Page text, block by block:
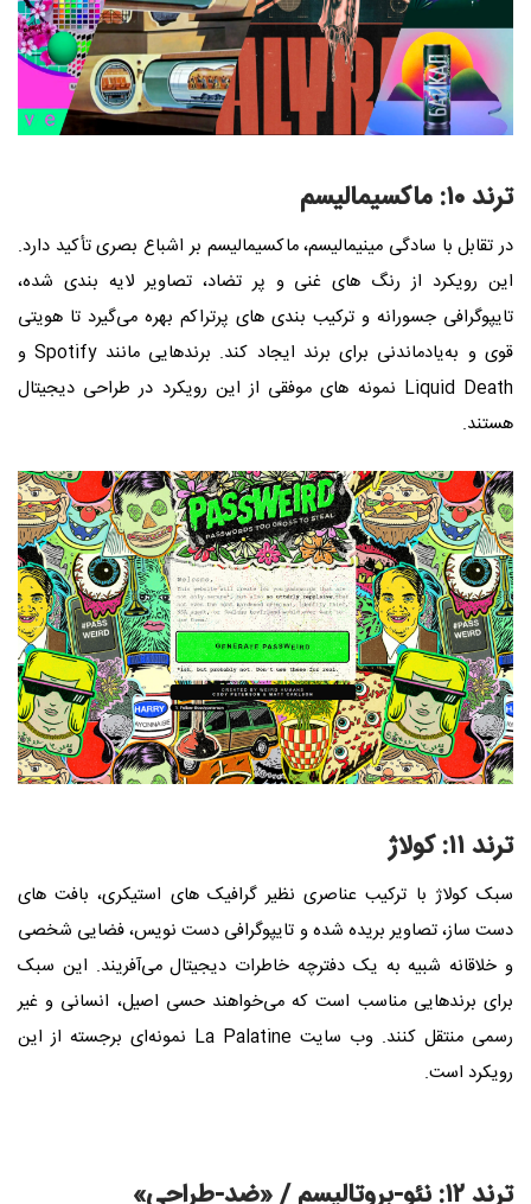
ترند ۱۰: ماکسیمالیسم
در تقابل با سادگی مینیمالیسم، ماکسیمالیسم بر اشباع بصری تأکید دارد.
این رویکرد از رنگ‌ های غنی و پر تضاد، تصاویر لایه‌ بندی‌ شده،
تایپوگرافی جسورانه و ترکیب‌ بندی‌ های پرتراکم بهره می‌گیرد تا هویتی
قوی و به‌یادماندنی برای برند ایجاد کند. برندهایی مانند Spotify و
Liquid Death نمونه‌ های موفقی از این رویکرد در طراحی دیجیتال
هستند.
ترند ۱۱: کولاژ
سبک کولاژ با ترکیب عناصری نظیر گرافیک‌ های استیکری، بافت‌ های
دست‌ ساز، تصاویر بریده‌ شده و تایپوگرافی دست‌ نویس، فضایی شخصی
و خلاقانه شبیه به یک دفترچه‌ خاطرات دیجیتال می‌آفریند. این سبک
برای برندهایی مناسب است که می‌خواهند حسی اصیل، انسانی و غیر
رسمی منتقل کنند. وب‌ سایت La Palatine نمونه‌ای برجسته از این
رویکرد است.